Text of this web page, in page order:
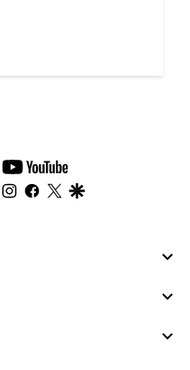
youtube-
footer
instagram
facebook
twitter